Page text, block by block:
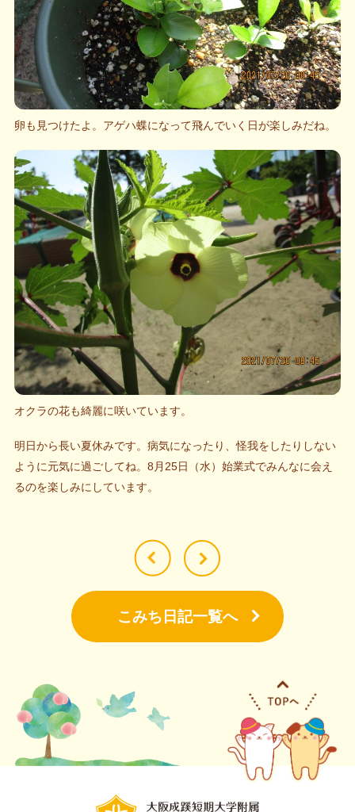
卵も見つけたよ。アゲハ蝶になって飛んでいく日が楽しみだね。
オクラの花も綺麗に咲いています。
明日から長い夏休みです。病気になったり、怪我をしたりしない
ように元気に過ごしてね。8月25日（水）始業式でみんなに会え
るのを楽しみにしています。
こみち日記一覧へ